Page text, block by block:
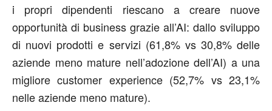
i propri dipendenti riescano a creare nuove
opportunità di business grazie all’AI: dallo sviluppo
di nuovi prodotti e servizi (61,8% vs 30,8% delle
aziende meno mature nell’adozione dell’AI) a una
migliore customer experience (52,7% vs 23,1%
nelle aziende meno mature).